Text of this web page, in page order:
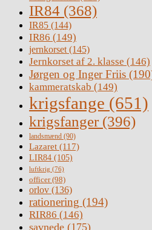
IR84 (368)
IR85 (144)
IR86 (149)
jernkorset(145)
Jernkorset af 2. klasse (146)
Jørgen og Inger Friis
kammeratskab (149)
krigsfange (651)
krigsfanger (396)
landsmænd (90)
Lazaret (117)
LIR84 (105)
luftkrig (76)
officer(98)
orlov (136)
rationering (194)
RIR86 (146)
savnede (175)